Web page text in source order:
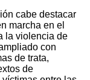
cabe destacar
marcha en el
la violencia de
con
de trata,
de